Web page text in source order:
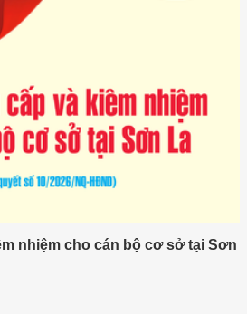
nhiệm cho cán bộ cơ sở tại Sơn